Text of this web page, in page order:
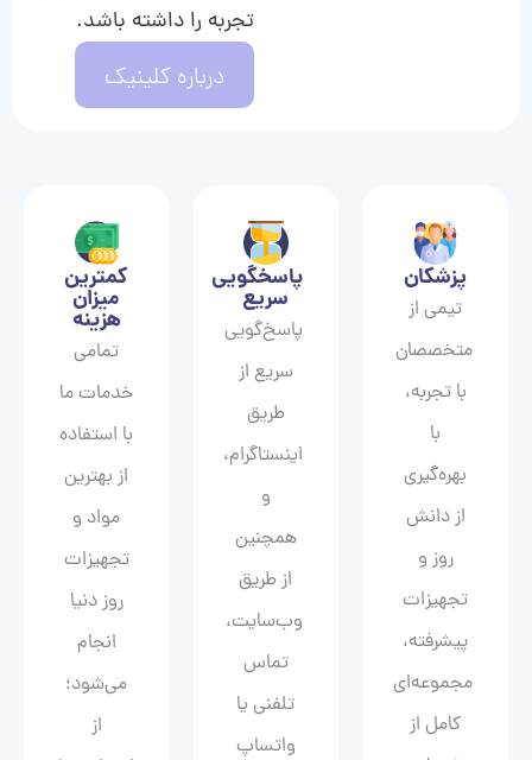
تجربه را داشته باشد.
درباره کلینیک
پزشکان
تیمی از
متخصصان
با تجربه،
با
بهره‌گیری
از دانش
روز و
تجهیزات
پیشرفته،
مجموعه‌ای
کامل از
پاسخگویی
سریع
پاسخ‌گویی
سریع از
طریق
اینستاگرام،
و
همچنین
از طریق
وب‌سایت،
تماس
تلفنی یا
واتساپ
کمترین
میزان
هزینه
تمامی
خدمات ما
با استفاده
از بهترین
مواد و
تجهیزات
روز دنیا
انجام
می‌شود؛
از